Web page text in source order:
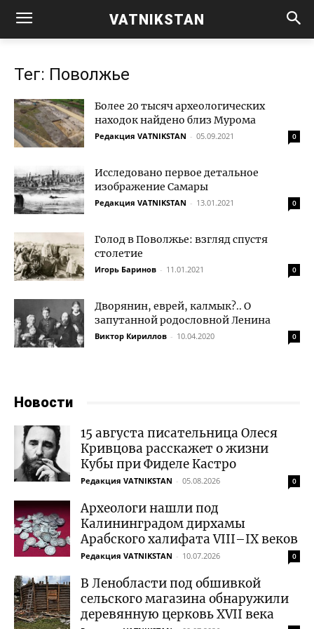
VATNIKSTAN
Тег: Поволжье
Более 20 тысяч археологических
находок найдено близ Мурома
Редакция VATNIKSTAN - 05.09.2021 0
Исследовано первое детальное
изображение Самары
Редакция VATNIKSTAN - 13.01.2021 0
Голод в Поволжье: взгляд спустя
столетие
Игорь Баринов - 11.01.2021 0
Дворянин, еврей, калмык?.. О
запутанной родословной Ленина
Виктор Кириллов - 10.04.2020 0
Новости
15 августа писательница Олеся
Кривцова расскажет о жизни
Кубы при Фиделе Кастро
Редакция VATNIKSTAN - 05.08.2026 0
Археологи нашли под
Калининградом дирхамы
Арабского халифата VIII–IX веков
Редакция VATNIKSTAN - 10.07.2026 0
В Ленобласти под обшивкой
сельского магазина обнаружили
деревянную церковь XVII века